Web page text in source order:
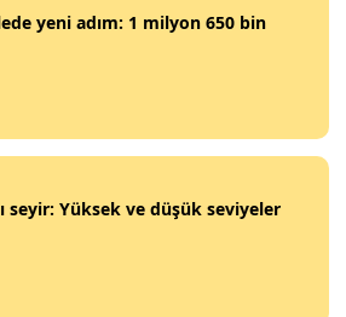
yeni adım: 1 milyon 650 bin
Yüksek ve düşük seviyeler